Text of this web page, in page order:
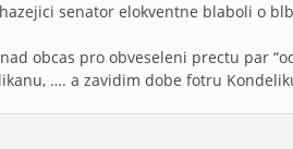
senator elokventne blaboli o
obcas pro obveseleni prectu par
…. a zavidim dobe fotru